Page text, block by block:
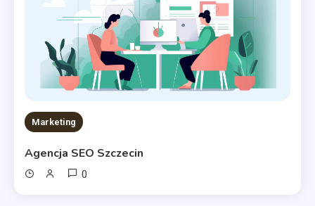
Marketing
Agencja SEO Szczecin
0